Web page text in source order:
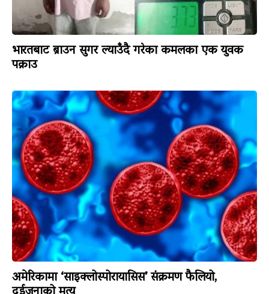
भारतबाट ब्राउन सुगर ल्याउँदै गरेका कमलका एक युवक
पक्राउ
अमेरिकामा ‘साइक्लोस्पोरायासिस’ संक्रमण फैलियो,